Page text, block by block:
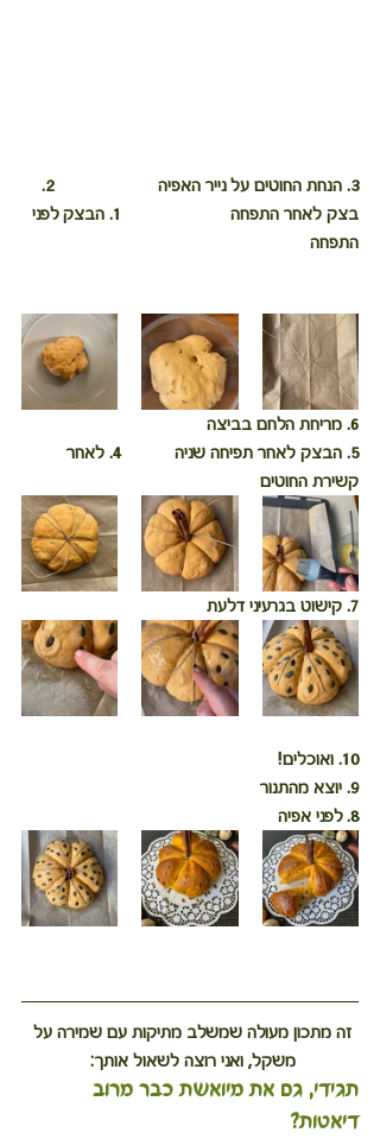
3. הנחת החוטים על נייר האפיה                      2.
בצק לאחר התפחה          		1. הבצק לפני
התפחה
5. הבצק לאחר תפיחה שניה		4. לאחר
קשירת החוטים
7. קישוט בגרעיני דלעת
8. לפני אפיה
זה מתכון מעולה שמשלב מתיקות עם שמירה על
משקל, ואני רוצה לשאול אותך:
תגידי, גם את מיואשת כבר מרוב
דיאטות?